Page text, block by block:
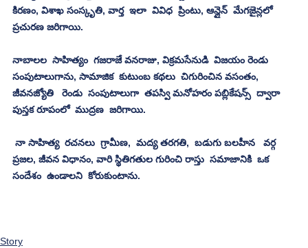
కిరణం, విశాఖ సంస్కృతి, వార్త  ఇలా  వివిధ  ప్రింటు, ఆన్లైన్  మేగజైన్లలో
ప్రచురణ జరిగాయి.
నాబాలల  సాహిత్యం  గజరాజే వనరాజు, విక్రమసేనుడి  విజయం రెండు
సంపుటాలుగాను, సామాజిక  కుటుంబ కథలు  చిగురించిన వసంతం,
జీవనజ్యోతి   రెండు  సంపుటాలుగా  తపస్వి మనోహరం పబ్లికేషన్స్  ద్వారా
పుస్తక రూపంలో  ముద్రణ  జరిగాయి.
నా సాహిత్య  రచనలు  గ్రామీణ,  మద్య తరగతి,  బడుగు బలహీన   వర్గ
ప్రజల, జీవన విధానం, వారి స్థితిగతుల గురించి రాస్తు  సమాజానికి  ఒక
సందేశం  ఉండాలని  కోరుకుంటాను.
Story